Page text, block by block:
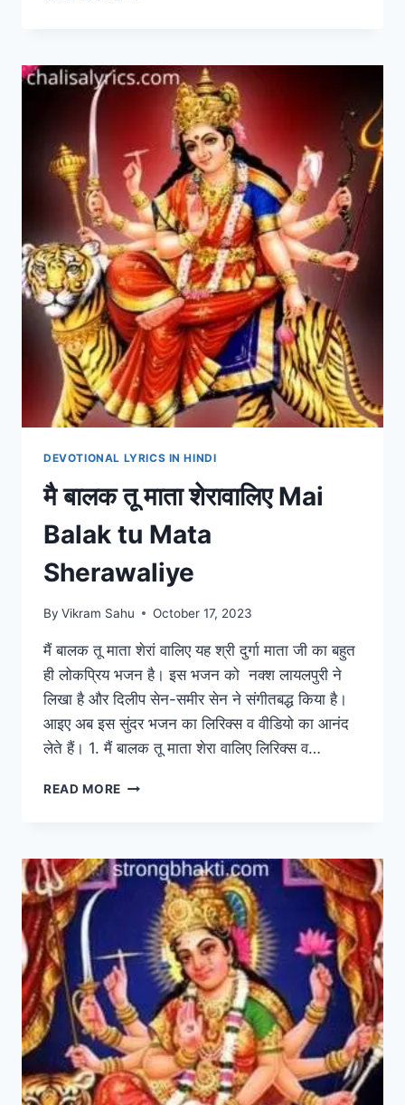
सबसे
लोकप्रिय
BAAL
KRISHNA
BHAJAN
LYRICS
DEVOTIONAL LYRICS IN HINDI
मै बालक तू माता शेरावालिए Mai
Balak tu Mata
Sherawaliye
By Vikram Sahu October 17, 2023
मैं बालक तू माता शेरां वालिए यह श्री दुर्गा माता जी का बहुत
ही लोकप्रिय भजन है। इस भजन को नक्श लायलपुरी ने
लिखा है और दिलीप सेन-समीर सेन ने संगीतबद्ध किया है।
आइए अब इस सुंदर भजन का लिरिक्स व वीडियो का आनंद
लेते हैं। 1. मैं बालक तू माता शेरा वालिए लिरिक्स व…
READ MORE
शेरावालिए
MAI
BALAK
MATA
SHERAWALIYE